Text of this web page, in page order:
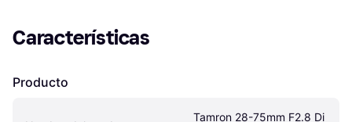
Características
Producto
Tamron 28-75mm F2.8 Di